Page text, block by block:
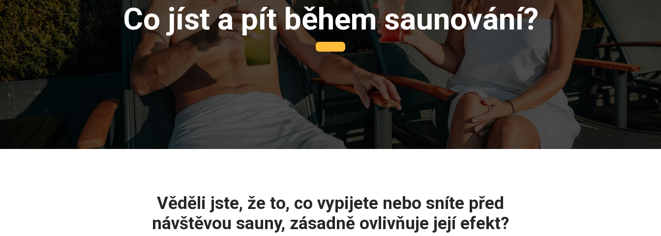
Co jíst a pít během saunování?
Věděli jste, že to, co vypijete nebo sníte před
návštěvou sauny, zásadně ovlivňuje její efekt?